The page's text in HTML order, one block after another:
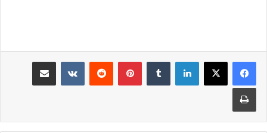
لينكدإن بينتيريست